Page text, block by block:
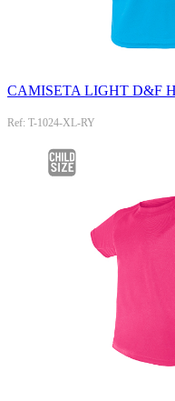
CAMISETA LIGHT D&F
Ref: T-1024-XL-RY